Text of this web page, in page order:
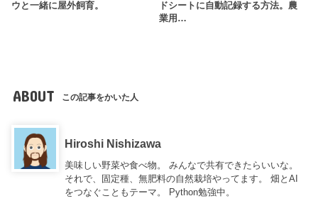
ウと一緒に屋外飼育。
ドシートに自動記録する方法。農
業用…
ABOUT この記事をかいた人
Hiroshi Nishizawa
美味しい野菜や食べ物。 みんなで共有できたらいいな。
それで、固定種、無肥料の自然栽培やってます。 畑とAI
をつなぐこともテーマ。 Python勉強中。